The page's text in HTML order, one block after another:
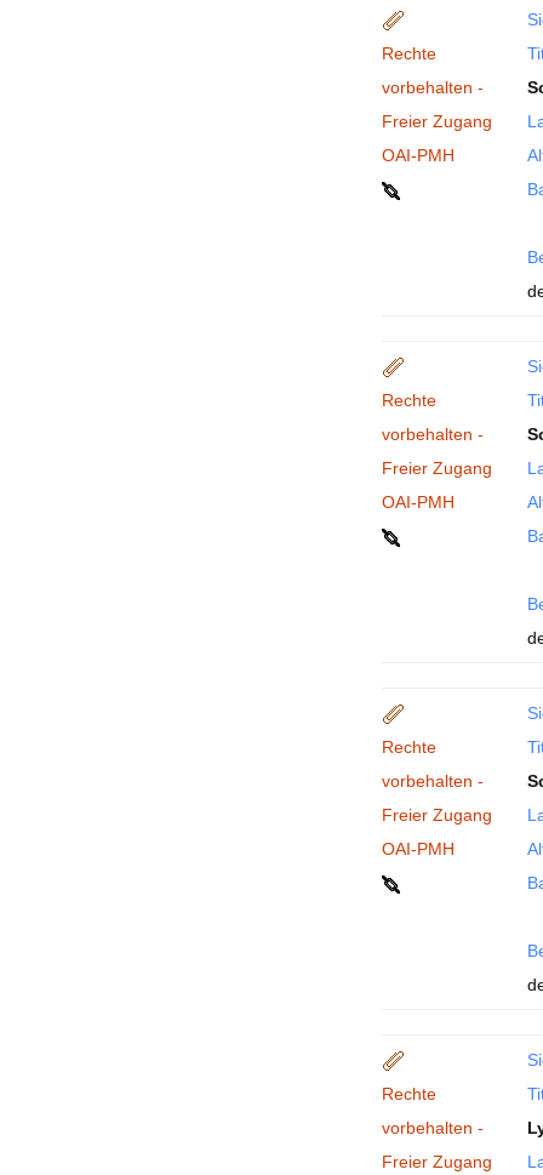
Rechte
vorbehalten -
Freier Zugang
OAI-PMH
Rechte
vorbehalten -
Freier Zugang
OAI-PMH
Rechte
vorbehalten -
Freier Zugang
OAI-PMH
Rechte
vorbehalten -
Freier Zugang